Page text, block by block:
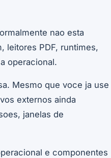
nao esta
leitores PDF, runtimes,
operacional.
Mesmo que voce ja use
externos ainda
janelas de
e componentes